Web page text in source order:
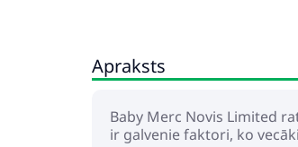
Apraksts
Baby Merc Novis Limited
ir galvenie faktori, ko